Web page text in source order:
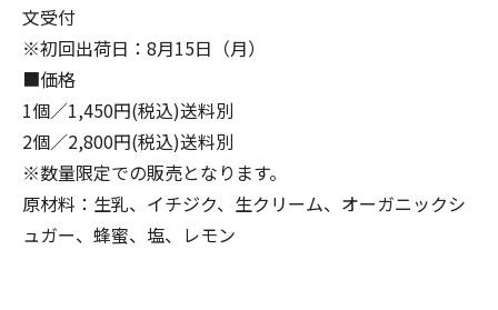
文受付
※初回出荷日：8月15日（月）
■価格
1個／1,450円(税込)送料別
2個／2,800円(税込)送料別
※数量限定での販売となります。
原材料：生乳、イチジク、生クリーム、オーガニックシ
ュガー、蜂蜜、塩、レモン